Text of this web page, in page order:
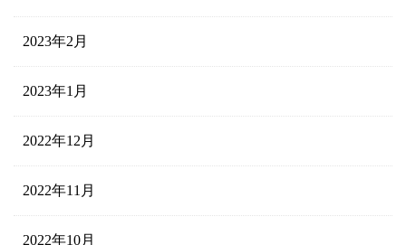
2023年2月
2023年1月
2022年12月
2022年11月
2022年10月